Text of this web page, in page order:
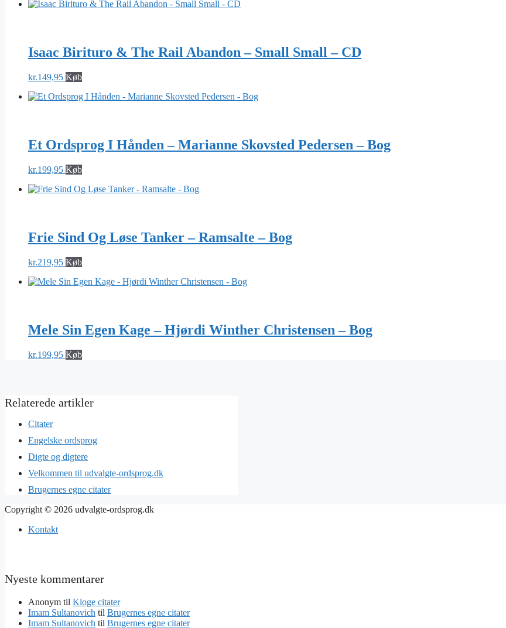
Isaac Birituro & The Rail Abandon – Small Small – CD
kr.149,95 Køb
Et Ordsprog I Hånden – Marianne Skovsted Pedersen – Bog
kr.199,95 Køb
Frie Sind Og Løse Tanker – Ramsalte – Bog
kr.219,95 Køb
Mele Sin Egen Kage – Hjørdi Winther Christensen – Bog
kr.199,95 Køb
Citater
Engelske ordsprog
Digte og digtere
Velkommen til udvalgte-ordsprog.dk
Brugernes egne citater
Copyright © 2026 udvalgte-ordsprog.dk
Kontakt
Nyeste kommentarer
Anonym til Kloge citater
Imam Sultanovich til Brugernes egne citater
Imam Sultanovich til Brugernes egne citater